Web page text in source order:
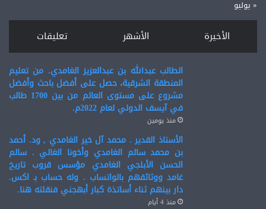
« يوليو
الأخيرة الأشهر تعليقات
الطالب عبدالله بن عبدالعزيز الغامدي. من تعليم
المنطقة الشرقية، حصل على أفضل باحث وأفضل
مشروع على مستوى العالم من بين 1700 طالب
في آيسف الدولي لعام 2022م.
منذ يومين
الأستاذ القدير . محمد آل خير الغامدي , ود. أحمد
بن محمد سالم الغامدي وأخونا الغالي . سالم
الحسن الأبلجي الغامدي مؤسس قروب تاريخ
غامد ووثائقهم بالواتساب . وله حساب بـ اكس.
دار بينهم ثناء أساتذة كبار أبهجني فنقلته هنا.
منذ 4 أيام